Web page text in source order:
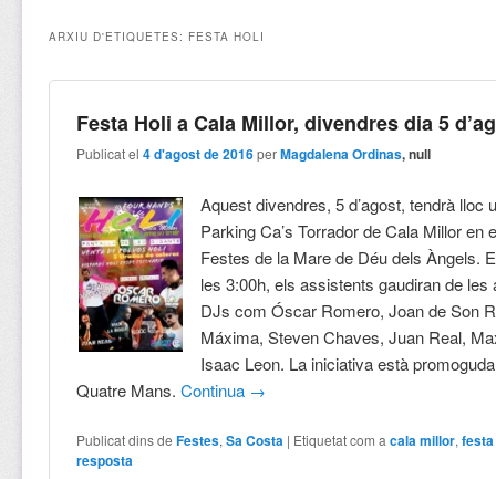
ARXIU D'ETIQUETES: FESTA HOLI
Festa Holi a Cala Millor, divendres dia 5
Publicat el4 d'agost de 2016 perMagdalena Ordinas, null
Aquest divendres, 5 d’agost, tendrà lloc
Parking Ca’s Torrador de Cala Millor en
Festes de la Mare de Déu dels Àngels.
les 3:00h, els assistents gaudiran de les
DJs com Óscar Romero, Joan de Son
Máxima, Steven Chaves, Juan Real,
Isaac Leon. La iniciativa està
Quatre Mans.Continua →
Publicat dins de Festes,Sa Costa | Etiquetat com a cala millor,
resposta